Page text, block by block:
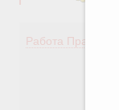
Работа